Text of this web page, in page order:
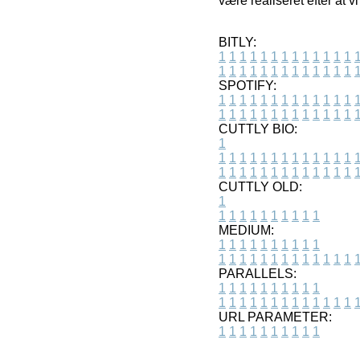
BITLY:
1 1 1 1 1 1 1 1 1 1 1 1 1 1
1 1 1 1 1 1 1 1 1 1 1 1 1 1
SPOTIFY:
1 1 1 1 1 1 1 1 1 1 1 1 1 1
1 1 1 1 1 1 1 1 1 1 1 1 1 1
CUTTLY BIO:
1
1 1 1 1 1 1 1 1 1 1 1 1 1 1
1 1 1 1 1 1 1 1 1 1 1 1 1 1
CUTTLY OLD:
1
1 1 1 1 1 1 1 1 1 1
MEDIUM:
1 1 1 1 1 1 1 1 1 1
1 1 1 1 1 1 1 1 1 1 1 1 1 1
PARALLELS:
1 1 1 1 1 1 1 1 1 1
1 1 1 1 1 1 1 1 1 1 1 1 1 1
URL PARAMETER:
1 1 1 1 1 1 1 1 1 1